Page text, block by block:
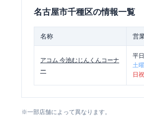
名古屋市千種区の情報一覧
名称 営
アコム 今池むじんくんコーナ
ー
平日
土曜
日祝
※一部店舗によって異なります。